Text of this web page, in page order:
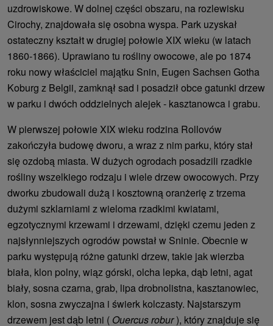
uzdrowiskowe. W dolnej części obszaru, na rozlewisku
Cirochy, znajdowała się osobna wyspa. Park uzyskał
ostateczny kształt w drugiej połowie XIX wieku (w latach
1860-1866). Uprawiano tu rośliny owocowe, ale po 1874
roku nowy właściciel majątku Snin, Eugen Sachsen Gotha
Koburg z Belgii, zamknął sad i posadził obce gatunki drzew
w parku i dwóch oddzielnych alejek - kasztanowca i grabu.
W pierwszej połowie XIX wieku rodzina Rollovów
zakończyła budowę dworu, a wraz z nim parku, który stał
się ozdobą miasta. W dużych ogrodach posadzili rzadkie
rośliny wszelkiego rodzaju i wiele drzew owocowych. Przy
dworku zbudowali dużą i kosztowną oranżerię z trzema
dużymi szklarniami z wieloma rzadkimi kwiatami,
egzotycznymi krzewami i drzewami, dzięki czemu jeden z
najsłynniejszych ogrodów powstał w Sninie. Obecnie w
parku występują różne gatunki drzew, takie jak wierzba
biała, klon polny, wiąz górski, olcha lepka, dąb letni, agat
biały, sosna czarna, grab, lipa drobnolistna, kasztanowiec,
klon, sosna zwyczajna i świerk kolczasty. Najstarszym
drzewem jest dąb letni ( Ouercus robur), który znajduje się